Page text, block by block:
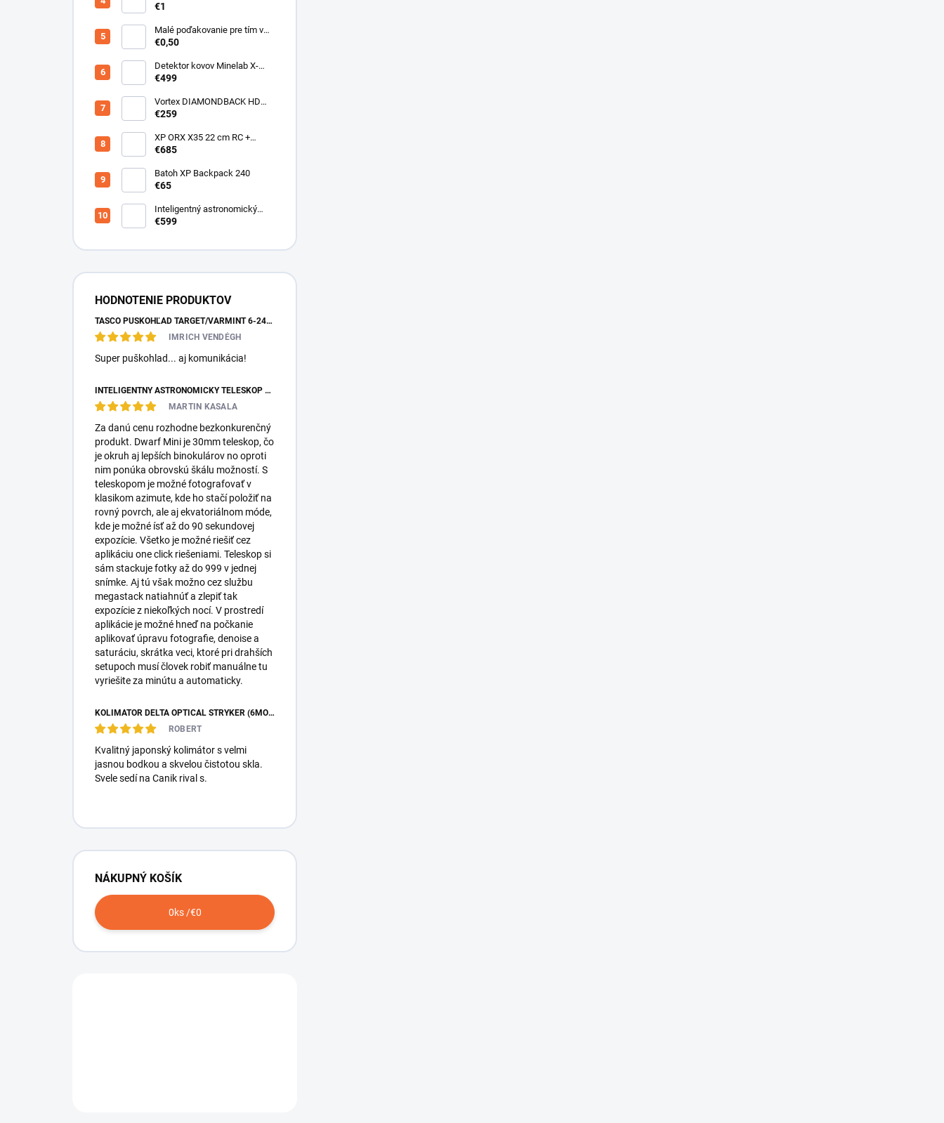
€1
Malé poďakovanie pre tím v
sklade
€0,50
Detektor kovov Minelab X-
Terra ELITE pinpoiter set
€499
Vortex DIAMONDBACK HD
10X50
€259
XP ORX X35 22 cm RC +
bezdrôtové slúchadlá
€685
Batoh XP Backpack 240
€65
Inteligentný astronomický
teleskop DwarfLab Dwarf III
€599
HODNOTENIE PRODUKTOV
TASCO PUŠKOHĽAD TARGET/VARMINT 6-24X42 MILDOT
IMRICH VENDÉGH
Super puškohlad... aj komunikácia!
INTELIGENTNÝ ASTRONOMICKÝ TELESKOP DWARFLAB DWARF MINI
MARTIN KASALA
Za danú cenu rozhodne bezkonkurenčný
produkt. Dwarf Mini je 30mm teleskop, čo
je okruh aj lepších binokulárov no oproti
nim ponúka obrovskú škálu možností. S
teleskopom je možné fotografovať v
klasikom azimute, kde ho stačí položiť na
rovný povrch, ale aj ekvatoriálnom móde,
kde je možné ísť až do 90 sekundovej
expozície. Všetko je možné riešiť cez
aplikáciu one click riešeniami. Teleskop si
sám stackuje fotky až do 999 v jednej
snímke. Aj tú však možno cez službu
megastack natiahnúť a zlepiť tak
expozície z niekoľkých nocí. V prostredí
aplikácie je možné hneď na počkanie
aplikovať úpravu fotografie, denoise a
saturáciu, skrátka veci, ktoré pri drahších
setupoch musí človek robiť manuálne tu
vyriešite za minútu a automaticky.
KOLIMÁTOR DELTA OPTICAL STRYKER (6MOA)
ROBERT
Kvalitný japonský kolimátor s velmi
jasnou bodkou a skvelou čistotou skla.
Svele sedí na Canik rival s.
NÁKUPNÝ KOŠÍK
0ks /€0